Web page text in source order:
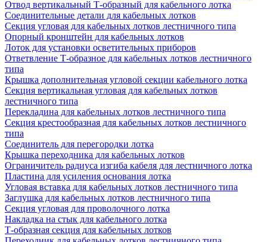
Отвод вертикальный Т-образный для кабельного лотка
Соединительные детали для кабельных лотков
Секция угловая для кабельных лотков лестничного типа
Опорный кронштейн для кабельных лотков
Лоток для установки осветительных приборов
Ответвление Т-образное для кабельных лотков лестничного
типа
Крышка дополнительная угловой секции кабельного лотка
Секция вертикальная угловая для кабельных лотков
лестничного типа
Перекладина для кабельных лотков лестничного типа
Секция крестообразная для кабельных лотков лестничного
типа
Соединитель для перегородки лотка
Крышка переходника для кабельных лотков
Ограничитель радиуса изгиба кабеля для лестничного лотка
Пластина для усиления основания лотка
Угловая вставка для кабельных лотков лестничного типа
Заглушка для кабельных лотков лестничного типа
Секция угловая для проволочного лотка
Накладка на стык для кабельного лотка
Т-образная секция для кабельных лотков